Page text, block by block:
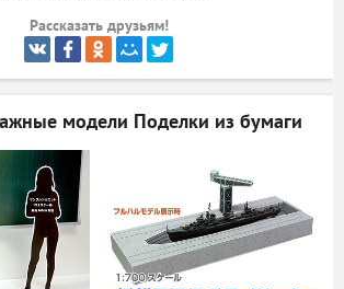
Рассказать друзьям!
модели Поделки из бумаги